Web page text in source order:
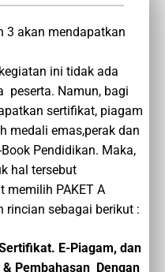
3 akan mendapatkan
ini tidak ada
peserta. Namun, bagi
sertifikat, piagam
medali emas,perak dan
Pendidikan. Maka,
hal tersebut
memilih PAKET A
rincian sebagai berikut :
E-Piagam, dan
Pembahasan Dengan